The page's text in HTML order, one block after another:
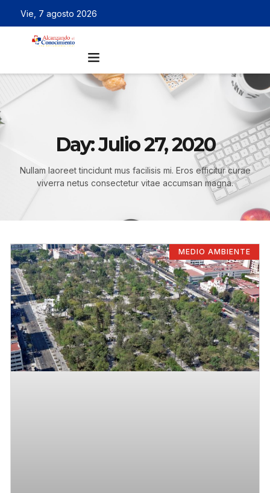
Vie, 7 agosto 2026
Day: Julio 27, 2020
Nullam laoreet tincidunt mus facilisis mi. Eros efficitur curae
viverra netus consectetur vitae accumsan magna.
MEDIO AMBIENTE